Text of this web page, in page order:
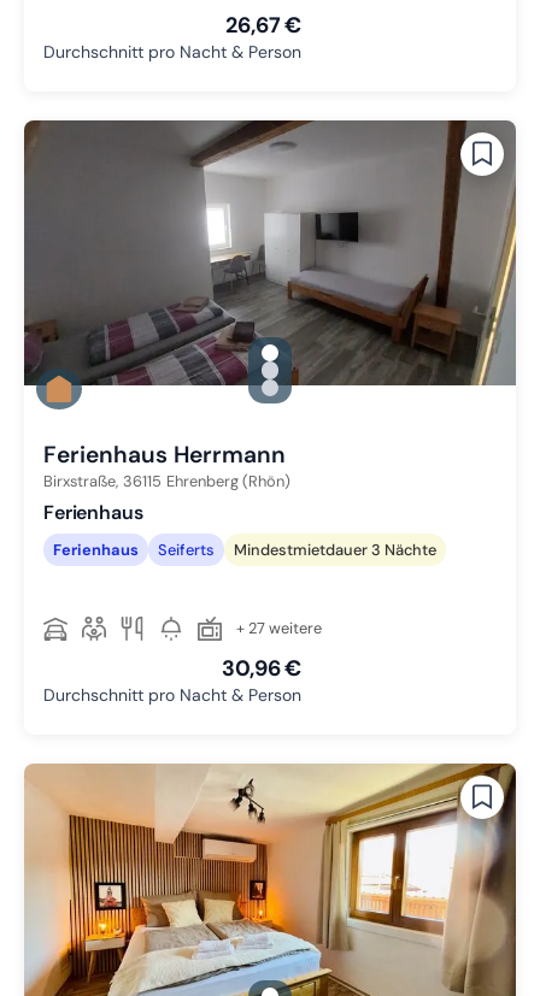
26,67 €
Durchschnitt pro Nacht & Person
gallery.slide_selector
Zu Slide 1 wechseln
Zu Slide 2 wechseln
Zu Slide 3 wechseln
Ferienhaus Herrmann
Birxstraße, 36115 Ehrenberg (Rhön)
Ferienhaus
Ferienhaus Seiferts Mindestmietdauer 3 Nächte
+ 27 weitere
30,96 €
Durchschnitt pro Nacht & Person